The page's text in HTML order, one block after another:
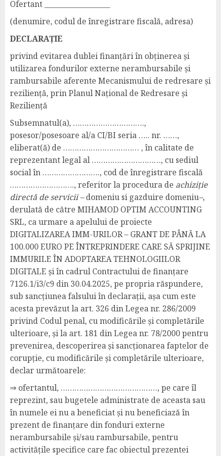
Ofertant ___________________
(denumire, codul de înregistrare fiscală, adresa)
DECLARAȚIE
privind evitarea dublei finanțări în obținerea și
utilizarea fondurilor externe nerambursabile și
rambursabile aferente Mecanismului de redresare și
reziliență, prin Planul Național de Redresare și
Reziliență
Subsemnatul(a), ………………………….,
posesor/posesoare al/a CI/BI seria ….. nr. ……,
eliberat(ă) de …………………………… , în calitate de
reprezentant legal al …………………………, cu sediul
social în ……………………., cod de înregistrare fiscală
………………………., referitor la procedura de achiziție
directă de servicii –domeniu si gazduire domeniu–,
derulată de către MIHAMOD OPTIM ACCOUNTING
SRL, ca urmare a apelului de proiecte
DIGITALIZAREA IMM-URILOR – GRANT DE PÂNĂ LA
100.000 EURO PE ÎNTREPRINDERE CARE SĂ SPRIJINE
IMMURILE ÎN ADOPTAREA TEHNOLOGIILOR
DIGITALE și în cadrul Contractului de finanțare
7126.1/i3/c9 din 30.04.2025, pe propria răspundere,
sub sancțiunea falsului în declarații, așa cum este
acesta prevăzut la art. 326 din Legea nr. 286/2009
privind Codul penal, cu modificările și completările
ulterioare, și la art. 181 din Legea nr. 78/2000 pentru
prevenirea, descoperirea și sancționarea faptelor de
corupție, cu modificările și completările ulterioare,
declar următoarele:
⇒ ofertantul, ……………………………………, pe care îl
reprezint, sau bugetele administrate de aceasta sau
în numele ei nu a beneficiat și nu beneficiază în
prezent de finanțare din fonduri externe
nerambursabile și/sau rambursabile, pentru
activitățile specifice care fac obiectul prezentei